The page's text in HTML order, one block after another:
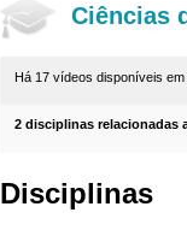
Ciências
Há 17 vídeos disponíveis em
2 disciplinas relacionadas
Disciplinas